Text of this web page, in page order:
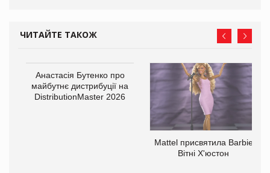
ЧИТАЙТЕ ТАКОЖ
Анастасія Бутенко про
майбутнє дистрибуції на
DistributionMaster 2026
Mattel присвятила Barbie
Вітні Х'юстон